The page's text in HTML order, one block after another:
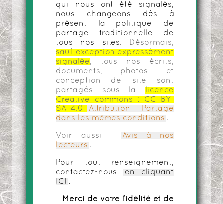
qui nous ont été signalés,
nous changeons dès à
présent la politique de
partage traditionnelle de
tous nos sites.
Désormais,
sauf exception expressément
signalée , tous nos écrits,
documents, photos et
conception de site sont
partagés sous la
licence
Creative commons :
CC BY-
SA 4.0
Attribution - Partage
dans les mêmes conditions .
Voir aussi :
Avis à nos
lecteurs .
Pour tout renseignement,
contactez-nous
en cliquant
ICI
.
Merci de votre fidélité et de